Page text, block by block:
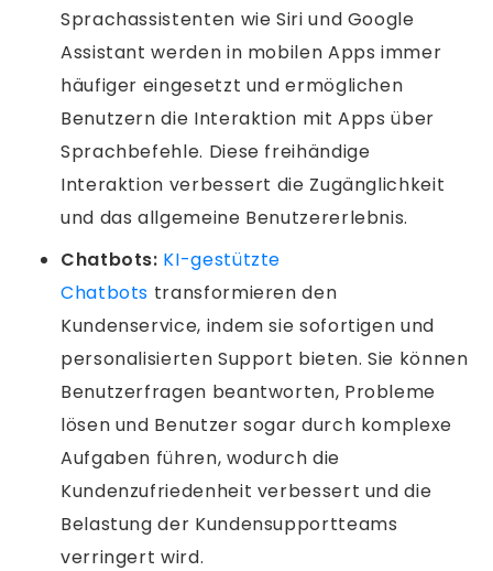
Sprachassistenten wie Siri und Google
Assistant werden in mobilen Apps immer
häufiger eingesetzt und ermöglichen
Benutzern die Interaktion mit Apps über
Sprachbefehle. Diese freihändige
Interaktion verbessert die Zugänglichkeit
und das allgemeine Benutzererlebnis.
Chatbots: KI-gestützte
Chatbots transformieren den
Kundenservice, indem sie sofortigen und
personalisierten Support bieten. Sie können
Benutzerfragen beantworten, Probleme
lösen und Benutzer sogar durch komplexe
Aufgaben führen, wodurch die
Kundenzufriedenheit verbessert und die
Belastung der Kundensupportteams
verringert wird.